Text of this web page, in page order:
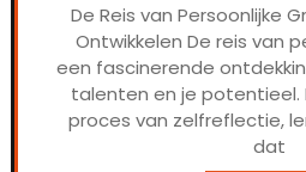
De Reis van Persoonlijke
Ontwikkelen De reis van
een fascinerende
talenten en je potentieel.
proces van zelfreflectie,
dat